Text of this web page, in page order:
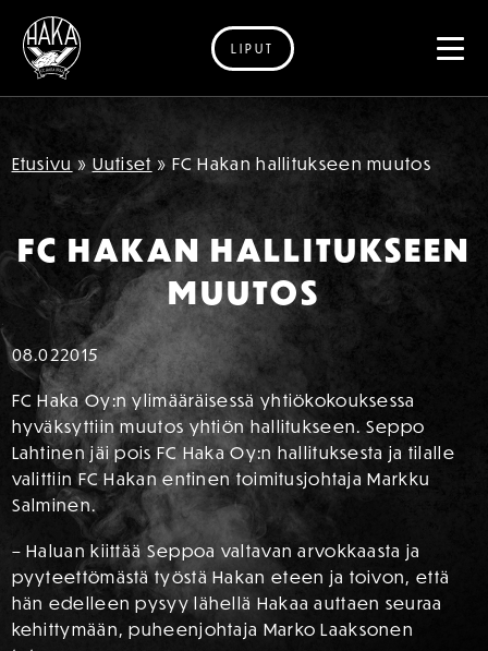
Siirry sisältöön
LIPUT
Etusivu » Uutiset » FC Hakan hallitukseen muutos
FC HAKAN HALLITUKSEEN
MUUTOS
08.022015
FC Haka Oy:n ylimääräisessä yhtiökokouksessa
hyväksyttiin muutos yhtiön hallitukseen. Seppo
Lahtinen jäi pois FC Haka Oy:n hallituksesta ja tilalle
valittiin FC Hakan entinen toimitusjohtaja Markku
Salminen.
– Haluan kiittää Seppoa valtavan arvokkaasta ja
pyyteettömästä työstä Hakan eteen ja toivon, että
hän edelleen pysyy lähellä Hakaa auttaen seuraa
kehittymään, puheenjohtaja Marko Laaksonen